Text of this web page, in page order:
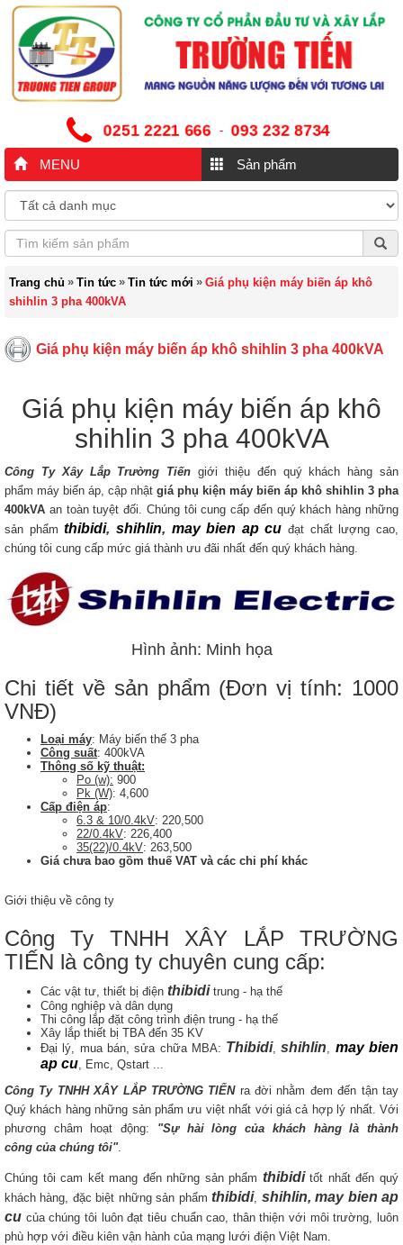
0251 2221 666 - 093 232 8734
MENU Sản phẩm
Trang chủ » Tin tức » Tin tức mới » Giá phụ kiện máy biến áp khô
shihlin 3 pha 400kVA
Giá phụ kiện máy biến áp khô shihlin 3 pha 400kVA
Giá phụ kiện máy biến áp khô
shihlin 3 pha 400kVA
Công Ty Xây Lắp Trường Tiến giới thiệu đến quý khách hàng sản
phẩm máy biến áp, cập nhật giá phụ kiện máy biến áp khô shihlin 3 pha
400kVA an toàn tuyệt đối. Chúng tôi cung cấp đến quý khách hàng những
sản phẩmthibidi, shihlin, may bien ap cuđạt chất lượng cao,
chúng tôi cung cấp mức giá thành ưu đãi nhất đến quý khách hàng.
Hình ảnh: Minh họa
Chi tiết về sản phẩm (Đơn vị tính: 1000
VNĐ)
Loại máy: Máy biến thế 3 pha
Công suất: 400kVA
Thông số kỹ thuật:
Po (w): 900
Pk (W): 4,600
Cấp điện áp:
6.3 & 10/0.4kV: 220,500
22/0.4kV: 226,400
35(22)/0.4kV: 263,500
Giá chưa bao gồm thuế VAT và các chi phí khác
Giới thiệu về công ty
Công Ty TNHH XÂY LẮP TRƯỜNG
TIẾN là công ty chuyên cung cấp:
Các vật tư, thiết bị điện thibidi trung - hạ thế
Công nghiệp và dân dụng
Thi công lắp đặt công trình điện trung - hạ thế
Xây lắp thiết bị TBA đến 35 KV
Đại lý, mua bán, sửa chữa MBA: Thibidi ,shihlin
may bien
ap cu , Emc, Qstart ...
Công Ty TNHH XÂY LẮP TRƯỜNG TIẾNra đời nhằm đem đến tận tay
Quý khách hàng những sản phẩm ưu việt nhất với giá cả hợp lý nhất. Với
phương châm hoạt động: "Sự hài lòng của khách hàng là thành
công của chúng tôi".
Chúng tôi cam kết mang đến những sản phẩm thibiditốt nhất đến quý
khách hàng, đặc biệt những sản phẩmthibidi shihlin, may bien ap
cu của chúng tôi luôn đạt tiêu chuẩn cao, thân thiện với môi trường, luôn
phù hợp với điều kiên vận hành của mạng lưới điện Việt Nam.